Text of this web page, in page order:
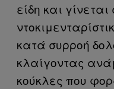
είδη και
κατά συρροή
κλαίγοντας
κούκλες που